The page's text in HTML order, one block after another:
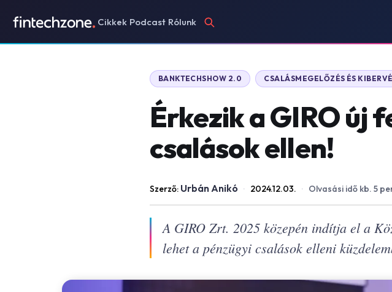
Cikkek Podcast Rólunk
BANKTECHSHOW 2.0 CSALÁSMEGELŐZÉS ÉS
Érkezik a GIRO új
csalások ellen!
Szerző: Urbán Anikó · 2024.12.03. · Olvasási idő kb. 5
A GIRO Zrt. 2025 közepén indítja el a
lehet a pénzügyi csalások elleni